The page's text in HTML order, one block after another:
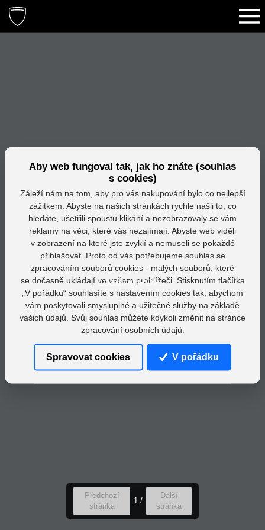
Loading PDF...
Předchozí
stránka
1 /
Další
stránka
Aby web fungoval tak, jak ho znáte (souhlas
s cookies)
Záleží nám na tom, aby pro vás nakupování bylo co nejlepší
zážitkem. Abyste na našich stránkách rychle našli to, co
hledáte, ušetřili spoustu klikání a nezobrazovaly se vám
reklamy na věci, které vás nezajímají. Abyste web viděli
v zobrazení na které jste zvyklí a nemuseli se pokaždé
přihlašovat. Proto od vás potřebujeme souhlas se
zpracováním souborů cookies - malých souborů, které
se dočasně ukládají ve vašem prohlížeči. Stisknutím tlačítka
„V pořádku“ souhlasíte s nastavením cookies tak, abychom
vám poskytovali smysluplné a užitečné služby na základě
vašich údajů. Svůj souhlas můžete kdykoli změnit na stránce
zpracování osobních údajů.
Spravovat cookies V pořádku